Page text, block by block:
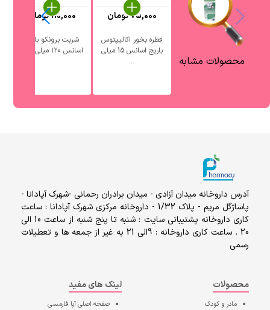
محصولات مشابه
قطره بخور اکالیپتوس
باریج اسانس 15 میلی
...
75,000تومان
شربت برونکو باریج
اسانس ۱۲۰ میلی ‎لیتر
110,000تومان
آدرس داروخانه میدان آزادی - میدان برادران رحمانی -شهرک آپادانا -
پاساژگل مریم - پلاک 1/32 - داروخانه مرکزی شهرک آپادانا : ساعت
کاری داروخانه پشتیبانی سایت : شنبه تا پنج شنبه از ساعت 10 الی
20 . ساعت کاری داروخانه : 9الی 21 به غیر از جمعه ها و تعطیلات
رسمی
محصولات
مادر و کودک
لینک های مفید
صفحه اصلیآپا فارمسی